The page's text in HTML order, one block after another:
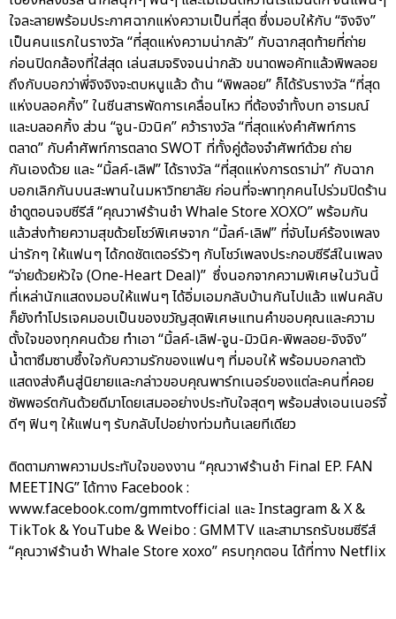
ใจละลายพร้อมประกาศฉากแห่งความเป็นที่สุด ซึ่งมอบให้กับ “จิงจิง”
เป็นคนแรกในรางวัล “ที่สุดแห่งความน่ากลัว” กับฉากสุดท้ายที่ถ่าย
ก่อนปิดกล้องที่ใส่สุด เล่นสมจริงจนน่ากลัว ขนาดพอคัทแล้วพิพลอย
ถึงกับบอกว่าพี่จิงจิงจะตบหนูแล้ว ด้าน “พิพลอย” ก็ได้รับรางวัล “ที่สุด
แห่งบลอคกิ้ง” ในซีนสารพัดการเคลื่อนไหว ที่ต้องจำทั้งบท อารมณ์
และบลอคกิ้ง ส่วน “จูน-มิวนิค” คว้ารางวัล “ที่สุดแห่งคำศัพท์การ
ตลาด” กับคำศัพท์การตลาด SWOT ที่ทั้งคู่ต้องจำศัพท์ด้วย ถ่าย
กันเองด้วย และ “มิ้ลค์-เลิฟ” ได้รางวัล “ที่สุดแห่งการดราม่า” กับฉาก
บอกเลิกกันบนสะพานในมหาวิทยาลัย ก่อนที่จะพาทุกคนไปร่วมปิดร้าน
ชำดูตอนจบซีรีส์ “คุณวาฬร้านชำ Whale Store XOXO” พร้อมกัน
แล้วส่งท้ายความสุขด้วยโชว์พิเศษจาก “มิ้ลค์-เลิฟ” ที่จับไมค์ร้องเพลง
น่ารักๆ ให้แฟนๆ ได้กดชัตเตอร์รัวๆ กับโชว์เพลงประกอบซีรีส์ในเพลง
“จ่ายด้วยหัวใจ (One-Heart Deal)” ซึ่งนอกจากความพิเศษในวันนี้
ที่เหล่านักแสดงมอบให้แฟนๆ ได้อิ่มเอมกลับบ้านกันไปแล้ว แฟนคลับ
ก็ยังทำโปรเจคมอบเป็นของขวัญสุดพิเศษแทนคำขอบคุณและความ
ตั้งใจของทุกคนด้วย ทำเอา “มิ้ลค์-เลิฟ-จูน-มิวนิค-พิพลอย-จิงจิง”
น้ำตาซึมซาบซึ้งใจกับความรักของแฟนๆ ที่มอบให้ พร้อมบอกลาตัว
แสดงส่งคืนสู่นิยายและกล่าวขอบคุณพาร์ทเนอร์ของแต่ละคนที่คอย
ซัพพอร์ตกันด้วยดีมาโดยเสมออย่างประทับใจสุดๆ พร้อมส่งเอนเนอร์จี้
ดีๆ ฟินๆ ให้แฟนๆ รับกลับไปอย่างท่วมท้นเลยทีเดียว
ติดตามภาพความประทับใจของงาน “คุณวาฬร้านชำ Final EP. FAN
MEETING” ได้ทาง Facebook :
www.facebook.com/gmmtvofficial และ Instagram & X &
TikTok & YouTube & Weibo : GMMTV และสามารถรับชมซีรีส์
“คุณวาฬร้านชำ Whale Store xoxo” ครบทุกตอน ได้ที่ทาง Netflix